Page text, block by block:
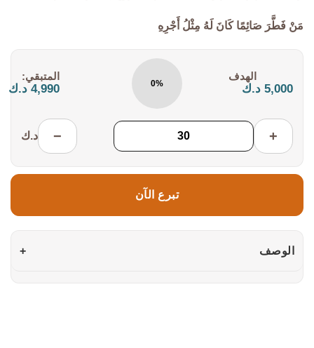
مَنْ فَطَّرَ صَائِمًا كَانَ لَهُ مِثْلُ أَجْرِهِ
5,000 د.ك 0%
المتبقي:
4,990 د.ك
+
− د.ك
تبرع الآن
الوصف +